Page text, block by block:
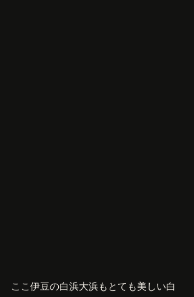
ここ伊豆の白浜大浜もとても美しい白